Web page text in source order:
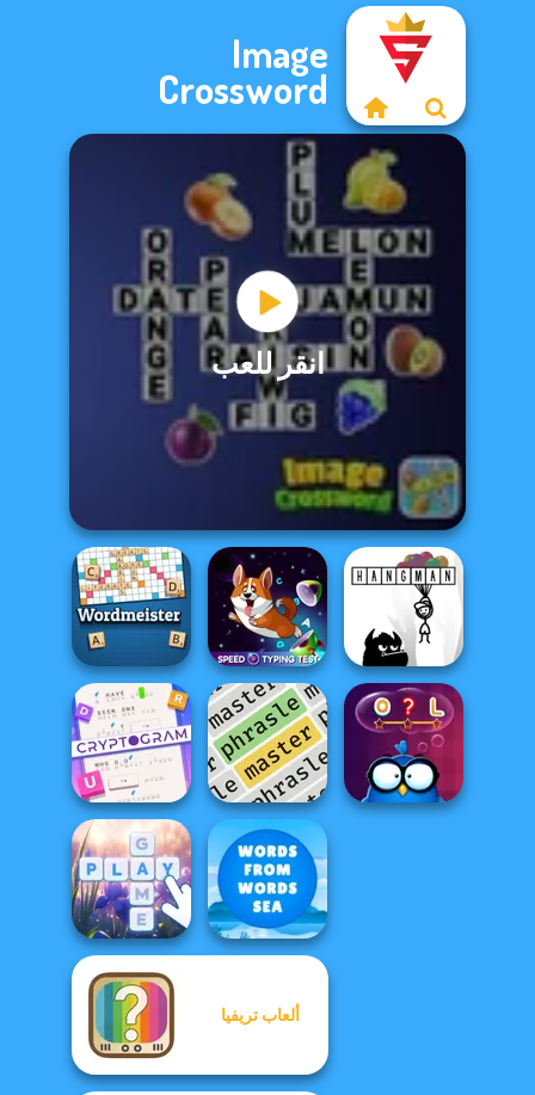
Image
Crossword
انقر للعب
Wordmeister
Speed Typing
Test
Hangman
Cryptogram:
Word Brain
Puzzle
Phrasle Master
Bubble Letters
Words From
ألعاب تريفيا